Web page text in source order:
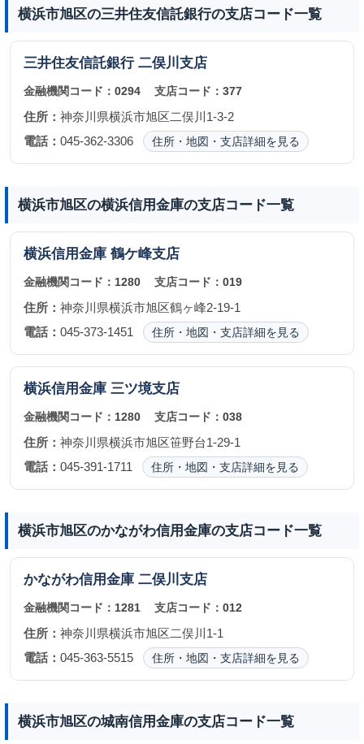
横浜市旭区の三井住友信託銀行の支店コード一覧
三井住友信託銀行 二俣川支店
金融機関コード： 0294 支店コード：377
住所： 神奈川県横浜市旭区二俣川1-3-2
電話： 045-362-3306 住所・地図・支店詳細を見る
横浜市旭区の横浜信用金庫の支店コード一覧
横浜信用金庫 鶴ケ峰支店
金融機関コード： 1280 支店コード：019
住所： 神奈川県横浜市旭区鶴ヶ峰2-19-1
電話： 045-373-1451 住所・地図・支店詳細を見る
横浜信用金庫 三ツ境支店
金融機関コード： 1280 支店コード：038
住所： 神奈川県横浜市旭区笹野台1-29-1
電話： 045-391-1711 住所・地図・支店詳細を見る
横浜市旭区のかながわ信用金庫の支店コード一覧
かながわ信用金庫 二俣川支店
金融機関コード： 1281 支店コード：012
住所： 神奈川県横浜市旭区二俣川1-1
電話： 045-363-5515 住所・地図・支店詳細を見る
横浜市旭区の城南信用金庫の支店コード一覧